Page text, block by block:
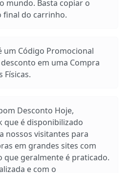
mundo. Basta copiar o
final do carrinho.
um Código Promocional
em uma Compra
Físicas.
Desconto Hoje,
que é disponibilizado
nossos visitantes para
em grandes sites com
que geralmente é praticado.
e com o